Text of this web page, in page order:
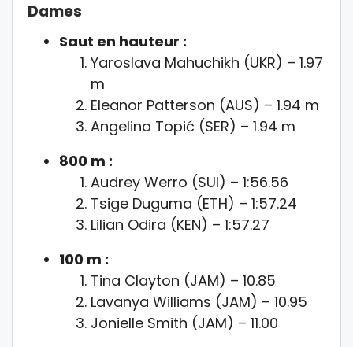
Dames
Saut en hauteur :
Yaroslava Mahuchikh (UKR) – 1.97
m
Eleanor Patterson (AUS) – 1.94 m
Angelina Topić (SER) – 1.94 m
800 m :
Audrey Werro (SUI) – 1:56.56
Tsige Duguma (ETH) – 1:57.24
Lilian Odira (KEN) – 1:57.27
100 m :
Tina Clayton (JAM) – 10.85
Lavanya Williams (JAM) – 10.95
Jonielle Smith (JAM) – 11.00